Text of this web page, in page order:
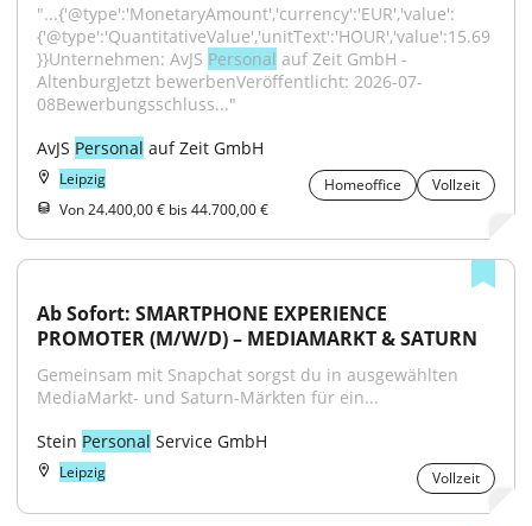
"...{'@type':'MonetaryAmount','currency':'EUR','value':
{'@type':'QuantitativeValue','unitText':'HOUR','value':15.69
}}Unternehmen: AvJS Personal auf Zeit GmbH -
AltenburgJetzt bewerbenVeröffentlicht: 2026-07-
08Bewerbungsschluss..."
AvJS Personal auf Zeit GmbH
Leipzig Homeoffice
Vollzeit
Von 24.400,00 € bis 44.700,00 €
Ab Sofort: SMARTPHONE EXPERIENCE
PROMOTER (M/W/D) – MEDIAMARKT & SATURN
Gemeinsam mit Snapchat sorgst du in ausgewählten
MediaMarkt- und Saturn-Märkten für ein...
Stein Personal Service GmbH
Leipzig Vollzeit